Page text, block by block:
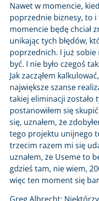
Nawet w momencie,
poprzednie biznesy, to i
momencie będę chciał
unikając tych błędów,
poprzednich. I już sobie
być. I nie było czegoś
Jak zacząłem
największe szanse
takiej eliminacji zostało
postanowiłem się
się, uznałem, że
tego projektu unijnego
trzecim razem mi się
uznałem, że Useme to
gdzieś tam, nie wiem,
więc ten moment się